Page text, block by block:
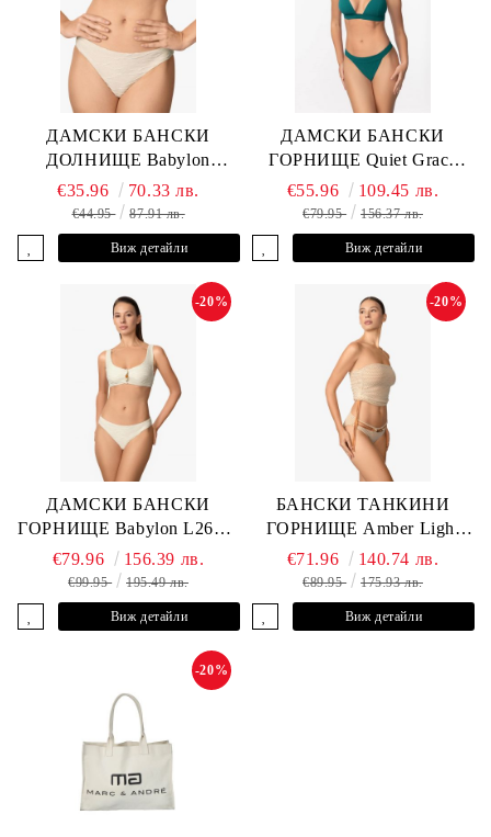
ДАМСКИ БАНСКИ
ДОЛНИЩЕ Babylon
L2613-Z-MTB MARC &
ANDRE
€35.96 70.33 лв.
€44.95 87.91 лв.
Виж детайли
ДАМСКИ БАНСКИ
ГОРНИЩЕ Quiet Grace
L2607-Y-352 MARC &
ANDRE
€55.96 109.45 лв.
€79.95 156.37 лв.
Виж детайли
ДАМСКИ БАНСКИ
ГОРНИЩЕ Babylon L2613-
YP-682 MARC & ANDRE
-20%
€79.96 156.39 лв.
€99.95 195.49 лв.
Виж детайли
БАНСКИ ТАНКИНИ
ГОРНИЩЕ Amber Light
L2605-Y-803 MARC &
ANDRE
-20%
€71.96 140.74 лв.
€89.95 175.93 лв.
Виж детайли
-20%